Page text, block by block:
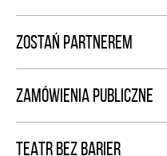
ZOSTAŃ PARTNEREM
ZAMÓWIENIA PUBLICZNE
TEATR BEZ BARIER